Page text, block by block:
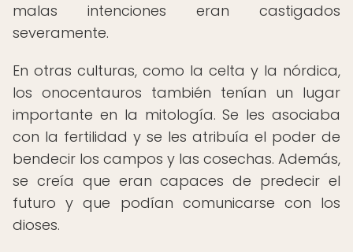
malas intenciones eran castigados
severamente.
En otras culturas, como la celta y la nórdica,
los onocentauros también tenían un lugar
importante en la mitología. Se les asociaba
con la fertilidad y se les atribuía el poder de
bendecir los campos y las cosechas. Además,
se creía que eran capaces de predecir el
futuro y que podían comunicarse con los
dioses.